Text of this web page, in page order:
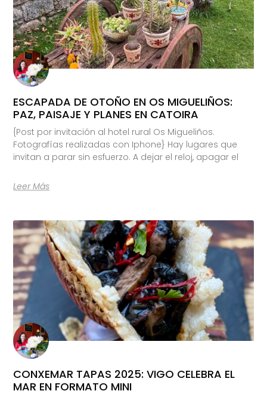
ESCAPADA DE OTOÑO EN OS MIGUELIÑOS:
PAZ, PAISAJE Y PLANES EN CATOIRA
{Post por invitación al hotel rural Os Migueliños.
Fotografías realizadas con Iphone} Hay lugares que
invitan a parar sin esfuerzo. A dejar el reloj, apagar el
Leer Más
CONXEMAR TAPAS 2025: VIGO CELEBRA EL
MAR EN FORMATO MINI